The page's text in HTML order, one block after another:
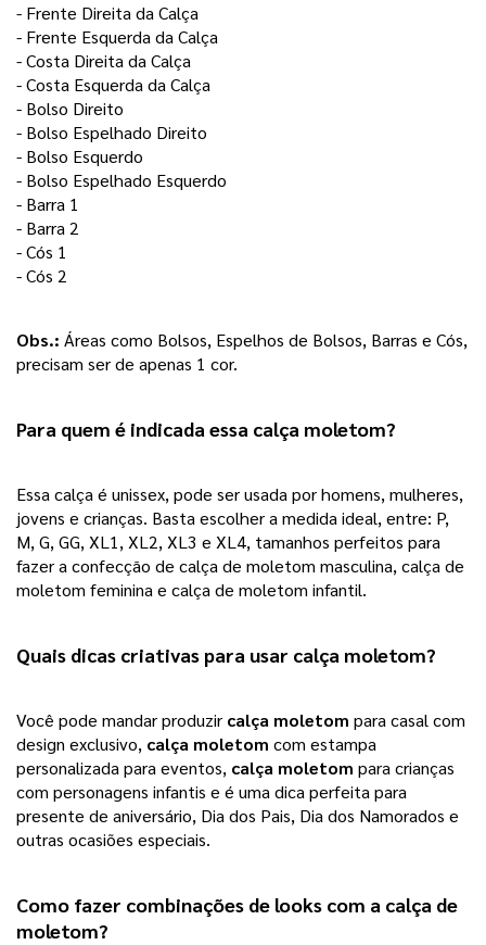
- Frente Direita da Calça
- Frente Esquerda da Calça
- Costa Direita da Calça
- Costa Esquerda da Calça
- Bolso Direito
- Bolso Espelhado Direito
- Bolso Esquerdo
- Bolso Espelhado Esquerdo
- Barra 1
- Barra 2
- Cós 1
- Cós 2
Obs.: Áreas como Bolsos, Espelhos de Bolsos, Barras e Cós,
precisam ser de apenas 1 cor.
Para quem é indicada essa calça moletom?
Essa calça é unissex, pode ser usada por homens, mulheres,
jovens e crianças. Basta escolher a medida ideal, entre: P,
M, G, GG, XL1, XL2, XL3 e XL4, tamanhos perfeitos para
fazer a confecção de calça de moletom masculina, calça de
moletom feminina e calça de moletom infantil.
Quais dicas criativas para usar calça moletom?
Você pode mandar produzir calça moletom para casal com
design exclusivo, calça moletom com estampa
personalizada para eventos, calça moletom para crianças
com personagens infantis e é uma dica perfeita para
presente de aniversário, Dia dos Pais, Dia dos Namorados e
outras ocasiões especiais.
Como fazer combinações de looks com a calça de
moletom?